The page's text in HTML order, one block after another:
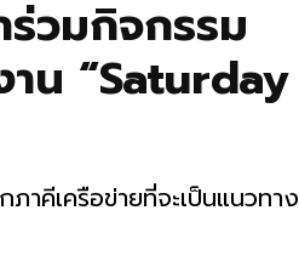
วมกิจกรรม
น “Saturday
าคีเครือข่ายที่จะเป็นแนวทาง